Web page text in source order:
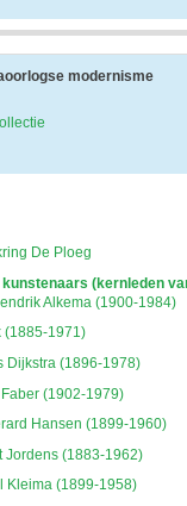
zijn o.m. de omvang,
interessante
wordt de hiërarchie
modernisme
De Ploeg
(kernleden
Alkema (1900-1984)
(1885-1971)
Dijkstra (1896-1978)
(1902-1979)
Hansen (1899-1960)
Jordens (1883-1962)
Kleima (1899-1958)